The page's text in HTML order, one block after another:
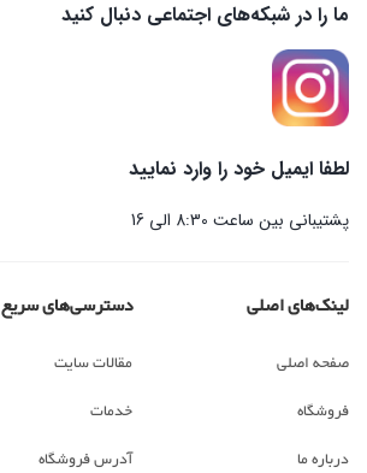
ما را در شبکه‌های اجتماعی دنبال کنید
لطفا ایمیل خود را وارد نمایید
پشتیبانی بین ساعت 8:30 الی 16
لینک‌های اصلی
صفحه اصلی
فروشگاه
درباره ما
دسترسی‌های سریع
مقالات سایت
خدمات
آدرس فروشگاه